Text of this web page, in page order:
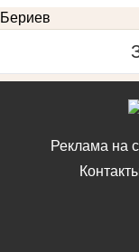
Бериев
Реклама на